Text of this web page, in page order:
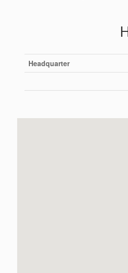
Headquarter